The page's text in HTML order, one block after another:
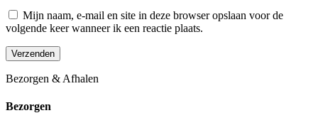
Mijn naam, e-mail en site in deze browser opslaan voor de
volgende keer wanneer ik een reactie plaats.
Bezorgen & Afhalen
Bezorgen